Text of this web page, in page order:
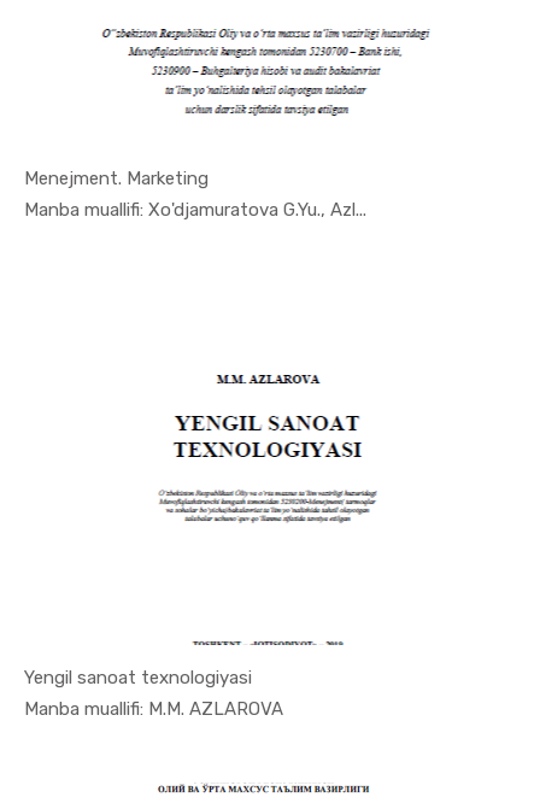
Menejment. Marketing
Manba muallifi: Xo'djamuratova G.Yu., Azl...
In Menejme...
Yengil sanoat texnologiyasi
Manba muallifi: M.M. AZLAROVA
In Menejme...